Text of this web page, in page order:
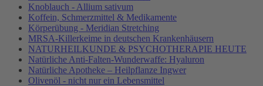
Knoblauch - Allium sativum
Koffein, Schmerzmittel & Medikamente
Körperübung - Meridian Stretching
MRSA-Killerkeime in deutschen Krankenhäusern
NATURHEILKUNDE & PSYCHOTHERAPIE HEUTE
Natürliche Anti-Falten-Wunderwaffe: Hyaluron
Natürliche Apotheke – Heilpflanze Ingwer
Olivenöl - nicht nur ein Lebensmittel